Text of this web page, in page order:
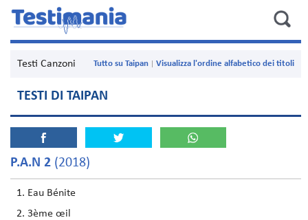
Testi Canzoni Visualizza l'ordine alfabetico dei titoli
Tutto su Taipan
TESTI DI TAIPAN
P.A.N 2 (2018)
Eau Bénite
3ème œil